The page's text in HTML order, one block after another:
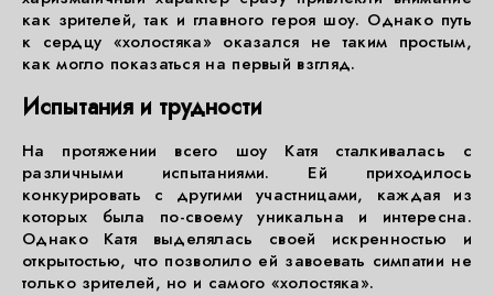
как зрителей, так и главного героя шоу. Однако путь
к сердцу «холостяка» оказался не таким простым,
как могло показаться на первый взгляд.
Испытания и трудности
На протяжении всего шоу Катя сталкивалась с
различными испытаниями. Ей приходилось
конкурировать с другими участницами, каждая из
которых была по-своему уникальна и интересна.
Однако Катя выделялась своей искренностью и
открытостью, что позволило ей завоевать симпатии не
только зрителей, но и самого «холостяка».